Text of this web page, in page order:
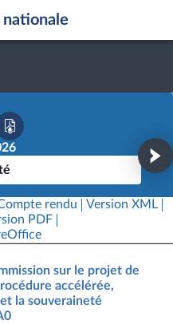
rendu
Version XML
PDF
sur le projet de
accélérée,
la souveraineté